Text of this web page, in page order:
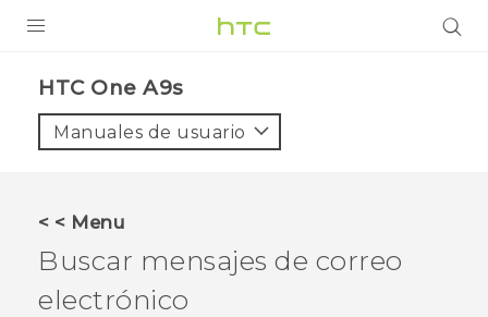
VIVE
VIVERSE
HTC One A9s‎
Manuales de usuario
< < Menu
Buscar mensajes de correo
electrónico